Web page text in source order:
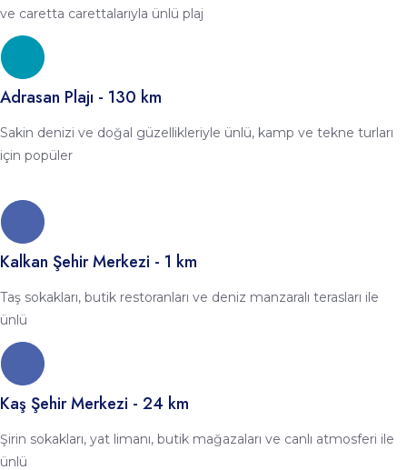
ve caretta carettalarıyla ünlü plaj
Adrasan Plajı - 130 km
Sakin denizi ve doğal güzellikleriyle ünlü, kamp ve tekne turları
için popüler
Kalkan Şehir Merkezi - 1 km
Taş sokakları, butik restoranları ve deniz manzaralı terasları ile
ünlü
Kaş Şehir Merkezi - 24 km
Şirin sokakları, yat limanı, butik mağazaları ve canlı atmosferi ile
ünlü